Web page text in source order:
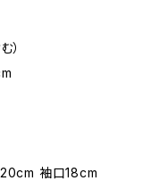
）
袖口18cm